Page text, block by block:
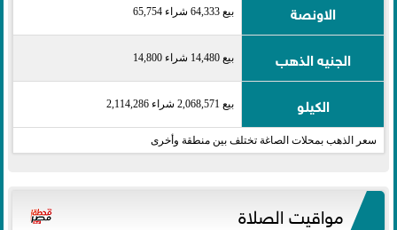
الاونصة بيع 64,333 شراء 65,754
الجنيه الذهب بيع 14,480 شراء 14,800
الكيلو بيع 2,068,571 شراء 2,114,286
سعر الذهب بمحلات الصاغة تختلف بين منطقة وأخرى
مواقيت الصلاة